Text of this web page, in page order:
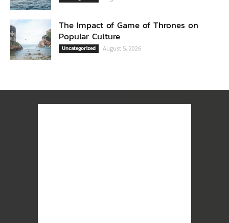
The Impact of Game of Thrones on
Popular Culture
Uncategorized August 5, 2026